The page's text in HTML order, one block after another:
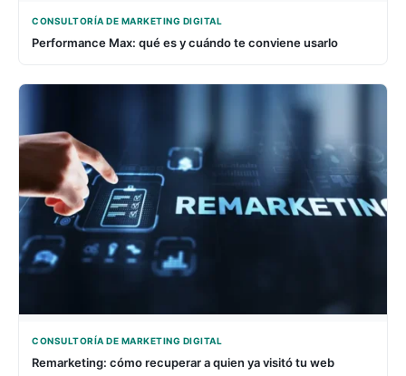
CONSULTORÍA DE MARKETING DIGITAL
Performance Max: qué es y cuándo te conviene usarlo
CONSULTORÍA DE MARKETING DIGITAL
Remarketing: cómo recuperar a quien ya visitó tu web